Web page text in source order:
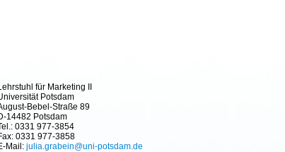
für Marketing II
Potsdam
Bebel-Straße 89
14482 Potsdam
0331 977-3854
0331 977-3858
Mail: julia.grabein@uni-potsdam.de